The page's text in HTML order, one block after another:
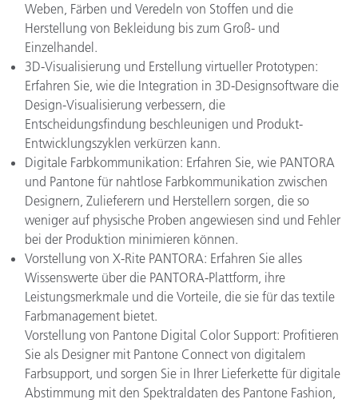
Weben, Färben und Veredeln von Stoffen und die
Herstellung von Bekleidung bis zum Groß- und
Einzelhandel.
3D-Visualisierung und Erstellung virtueller Prototypen:
Erfahren Sie, wie die Integration in 3D-Designsoftware die
Design-Visualisierung verbessern, die
Entscheidungsfindung beschleunigen und Produkt-
Entwicklungszyklen verkürzen kann.
Digitale Farbkommunikation: Erfahren Sie, wie PANTORA
und Pantone für nahtlose Farbkommunikation zwischen
Designern, Zulieferern und Herstellern sorgen, die so
weniger auf physische Proben angewiesen sind und Fehler
bei der Produktion minimieren können.
Vorstellung von X-Rite PANTORA: Erfahren Sie alles
Wissenswerte über die PANTORA-Plattform, ihre
Leistungsmerkmale und die Vorteile, die sie für das textile
Farbmanagement bietet.
Vorstellung von Pantone Digital Color Support: Profitieren
Sie als Designer mit Pantone Connect von digitalem
Farbsupport, und sorgen Sie in Ihrer Lieferkette für digitale
Abstimmung mit den Spektraldaten des Pantone Fashion,